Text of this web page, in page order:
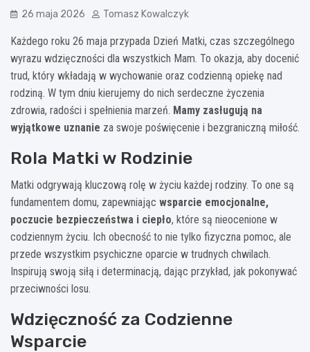
26 maja 2026 Tomasz Kowalczyk
Każdego roku 26 maja przypada Dzień Matki, czas szczególnego
wyrazu wdzięczności dla wszystkich Mam. To okazja, aby docenić
trud, który wkładają w wychowanie oraz codzienną opiekę nad
rodziną. W tym dniu kierujemy do nich serdeczne życzenia
zdrowia, radości i spełnienia marzeń. Mamy zasługują na
wyjątkowe uznanie za swoje poświęcenie i bezgraniczną miłość.
Rola Matki w Rodzinie
Matki odgrywają kluczową rolę w życiu każdej rodziny. To one są
fundamentem domu, zapewniając wsparcie emocjonalne,
poczucie bezpieczeństwa i ciepło, które są nieocenione w
codziennym życiu. Ich obecność to nie tylko fizyczna pomoc, ale
przede wszystkim psychiczne oparcie w trudnych chwilach.
Inspirują swoją siłą i determinacją, dając przykład, jak pokonywać
przeciwności losu.
Wdzięczność za Codzienne
Wsparcie